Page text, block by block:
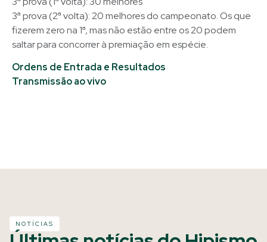
3ª prova (2ª volta): 20 melhores do campeonato. Os que
fizerem zero na 1ª, mas não estão entre os 20 podem
saltar para concorrer à premiação em espécie.
Ordens de Entrada e Resultados
Transmissão ao vivo
NOTÍCIAS